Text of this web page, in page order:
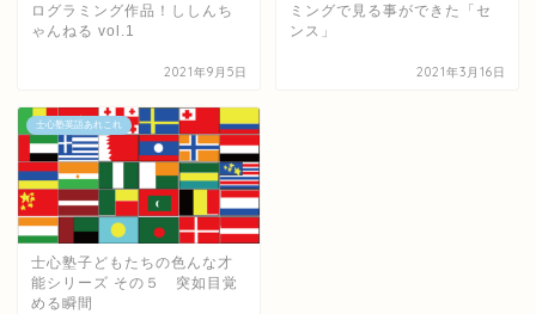
ログラミング作品！ししんち
ゃんねる vol.1
2021年9月5日
ミングで見る事ができた「セ
ンス」
2021年3月16日
士心塾英語あれこれ
士心塾子どもたちの色んな才
能シリーズ その５ 突如目覚
める瞬間